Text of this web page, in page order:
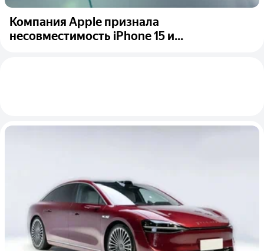
Компания Apple признала
несовместимость iPhone 15 и...